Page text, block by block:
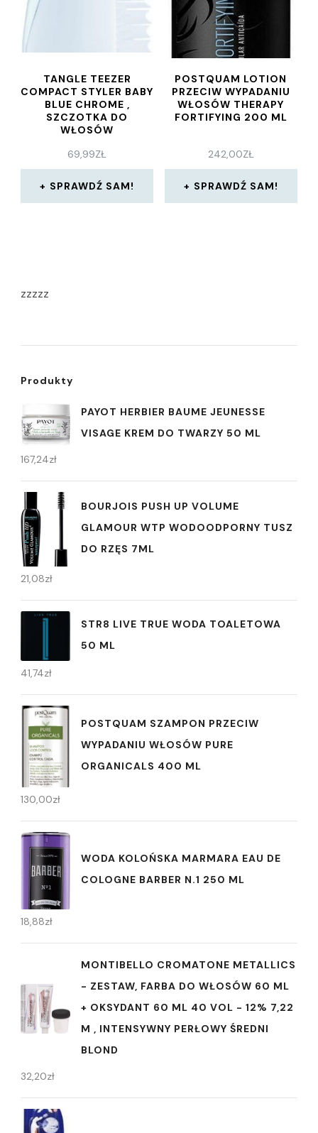
TANGLE TEEZER
COMPACT STYLER BABY
BLUE CHROME ,
SZCZOTKA DO
WŁOSÓW
69,99ZŁ
SPRAWDŹ SAM!
POSTQUAM LOTION
PRZECIW WYPADANIU
WŁOSÓW THERAPY
FORTIFYING 200 ML
242,00ZŁ
SPRAWDŹ SAM!
zzzzz
Produkty
PAYOT HERBIER BAUME JEUNESSE
VISAGE KREM DO TWARZY 50 ML
167,24zł
BOURJOIS PUSH UP VOLUME
GLAMOUR WTP WODOODPORNY TUSZ
DO RZĘS 7ML
21,08zł
STR8 LIVE TRUE WODA TOALETOWA
50 ML
41,74zł
POSTQUAM SZAMPON PRZECIW
WYPADANIU WŁOSÓW PURE
ORGANICALS 400 ML
130,00zł
WODA KOLOŃSKA MARMARA EAU DE
COLOGNE BARBER N.1 250 ML
18,88zł
MONTIBELLO CROMATONE METALLICS
- ZESTAW, FARBA DO WŁOSÓW 60 ML
+ OKSYDANT 60 ML 40 VOL - 12% 7,22
M , INTENSYWNY PERŁOWY ŚREDNI
BLOND
32,20zł